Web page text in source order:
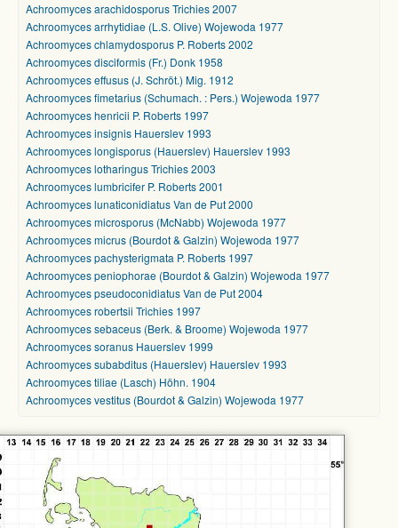
Achroomyces arachidosporus Trichies 2007
Achroomyces arrhytidiae (L.S. Olive) Wojewoda 1977
Achroomyces chlamydosporus P. Roberts 2002
Achroomyces disciformis (Fr.) Donk 1958
Achroomyces effusus (J. Schröt.) Mig. 1912
Achroomyces fimetarius (Schumach. : Pers.) Wojewoda 1977
Achroomyces henricii P. Roberts 1997
Achroomyces insignis Hauerslev 1993
Achroomyces longisporus (Hauerslev) Hauerslev 1993
Achroomyces lotharingus Trichies 2003
Achroomyces lumbricifer P. Roberts 2001
Achroomyces lunaticonidiatus Van de Put 2000
Achroomyces microsporus (McNabb) Wojewoda 1977
Achroomyces micrus (Bourdot & Galzin) Wojewoda 1977
Achroomyces pachysterigmata P. Roberts 1997
Achroomyces peniophorae (Bourdot & Galzin) Wojewoda 1977
Achroomyces pseudoconidiatus Van de Put 2004
Achroomyces robertsii Trichies 1997
Achroomyces sebaceus (Berk. & Broome) Wojewoda 1977
Achroomyces soranus Hauerslev 1999
Achroomyces subabditus (Hauerslev) Hauerslev 1993
Achroomyces tiliae (Lasch) Höhn. 1904
Achroomyces vestitus (Bourdot & Galzin) Wojewoda 1977